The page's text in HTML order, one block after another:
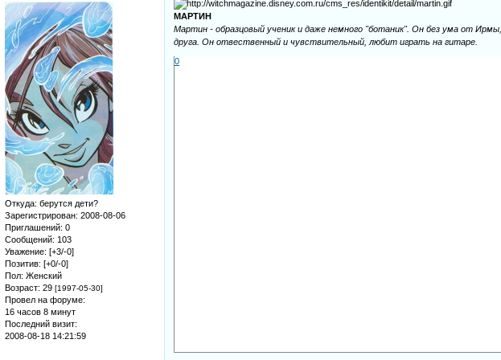
Откуда: берутся дети?
Зарегистрирован: 2008-08-06
Приглашений: 0
Сообщений: 103
Уважение: [+3/-0]
Позитив: [+0/-0]
Пол: Женский
Возраст: 29 [1997-05-30]
Провел на форуме:
16 часов 8 минут
Последний визит:
2008-08-18 14:21:59
МАРТИН
Мартин - образцовый ученик и даже немного "ботаник". Он без ума от
друга. Он отвественный и чувствительный, любит играть на гитаре.
0